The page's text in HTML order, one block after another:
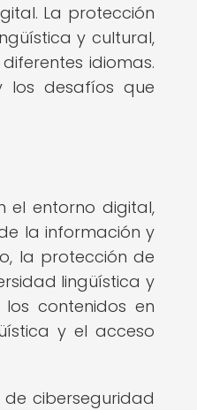
La protección
y cultural,
idiomas.
los desafíos que
el entorno digital,
la información y
la protección de
lingüística y
contenidos en
y el acceso
ciberseguridad